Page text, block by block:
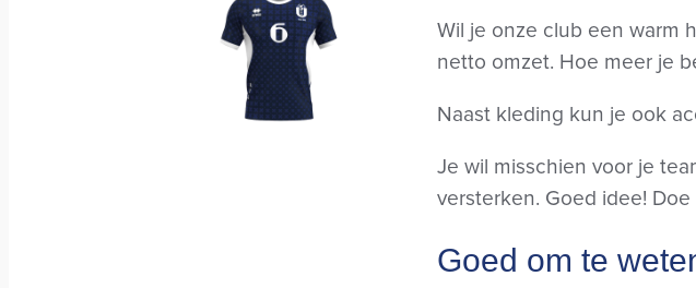
Wil je onze club een warm
netto omzet. Hoe meer je
Naast kleding kun je ook
Je wil misschien voor je
versterken. Goed idee!
Goed om te